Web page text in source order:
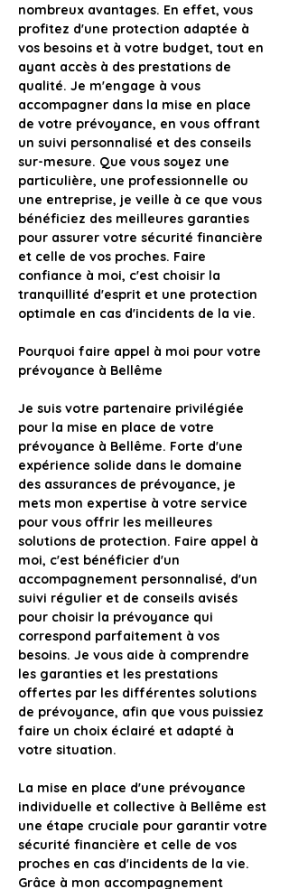
nombreux avantages. En effet, vous
profitez d'une protection adaptée à
vos besoins et à votre budget, tout en
ayant accès à des prestations de
qualité. Je m'engage à vous
accompagner dans la mise en place
de votre prévoyance, en vous offrant
un suivi personnalisé et des conseils
sur-mesure. Que vous soyez une
particulière, une professionnelle ou
une entreprise, je veille à ce que vous
bénéficiez des meilleures garanties
pour assurer votre sécurité financière
et celle de vos proches. Faire
confiance à moi, c'est choisir la
tranquillité d'esprit et une protection
optimale en cas d'incidents de la vie.
Pourquoi faire appel à moi pour votre
prévoyance à Bellême
Je suis votre partenaire privilégiée
pour la mise en place de votre
prévoyance à Bellême. Forte d'une
expérience solide dans le domaine
des assurances de prévoyance, je
mets mon expertise à votre service
pour vous offrir les meilleures
solutions de protection. Faire appel à
moi, c'est bénéficier d'un
accompagnement personnalisé, d'un
suivi régulier et de conseils avisés
pour choisir la prévoyance qui
correspond parfaitement à vos
besoins. Je vous aide à comprendre
les garanties et les prestations
offertes par les différentes solutions
de prévoyance, afin que vous puissiez
faire un choix éclairé et adapté à
votre situation.
La mise en place d'une prévoyance
individuelle et collective à Bellême est
une étape cruciale pour garantir votre
sécurité financière et celle de vos
proches en cas d'incidents de la vie.
Grâce à mon accompagnement